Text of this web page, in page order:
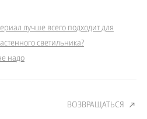
лучше всего подходит для
светильника?
надо
ВОЗВРАЩАТЬСЯ